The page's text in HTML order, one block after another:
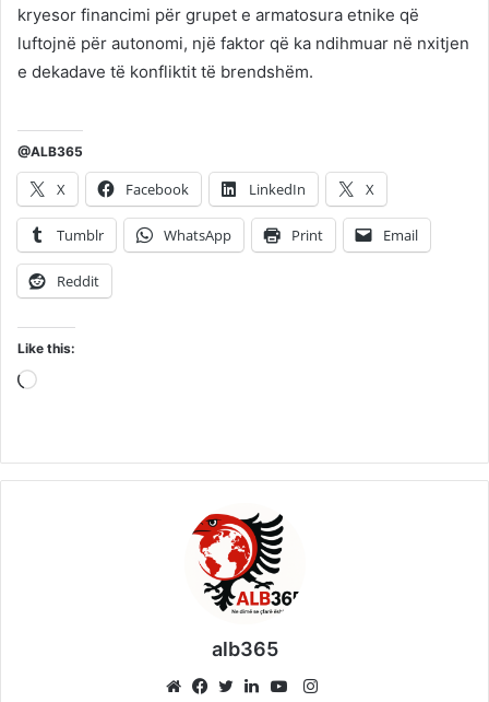
kryesor financimi për grupet e armatosura etnike që
luftojnë për autonomi, një faktor që ka ndihmuar në nxitjen
e dekadave të konfliktit të brendshëm.
@ALB365
X Facebook LinkedIn X
Tumblr WhatsApp Print Email
Reddit
Like this:
Loading…
alb365
Instagram